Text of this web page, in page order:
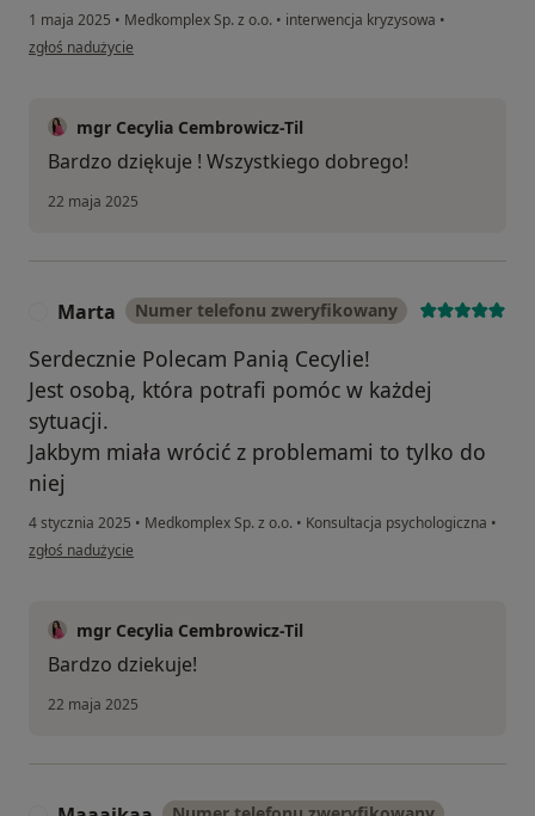
1 maja 2025 • Medkomplex Sp. z o.o. • interwencja kryzysowa •
w opinii użytkownika Nikodem
zgłoś nadużycie
mgr Cecylia Cembrowicz-Til
Bardzo dziękuje ! Wszystkiego dobrego!
22 maja 2025
Marta Numer telefonu zweryfikowany
Serdecznie Polecam Panią Cecylie!
Jest osobą, która potrafi pomóc w każdej
sytuacji.
Jakbym miała wrócić z problemami to tylko do
niej
4 stycznia 2025 • Medkomplex Sp. z o.o. • Konsultacja psychologiczna •
w opinii użytkownika Marta
zgłoś nadużycie
mgr Cecylia Cembrowicz-Til
Bardzo dziekuje!
22 maja 2025